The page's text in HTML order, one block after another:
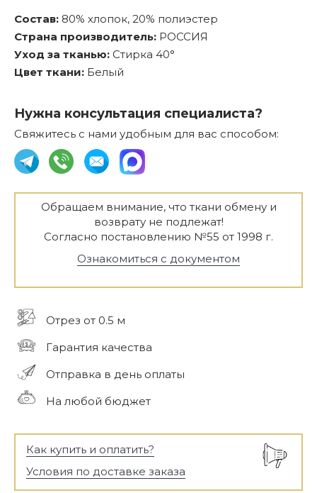
Состав: 80% хлопок, 20% полиэстер
Страна производитель: РОССИЯ
Уход за тканью: Стирка 40°
Цвет ткани: Белый
Нужна консультация специалиста?
Свяжитесь с нами удобным для вас способом:
Обращаем внимание, что ткани обмену и
возврату не подлежат!
Согласно постановлению №55 от 1998 г.
Ознакомиться с документом
Отрез от 0.5 м
Гарантия качества
Отправка в день оплаты
На любой бюджет
Как купить и оплатить?
Условия по доставке заказа